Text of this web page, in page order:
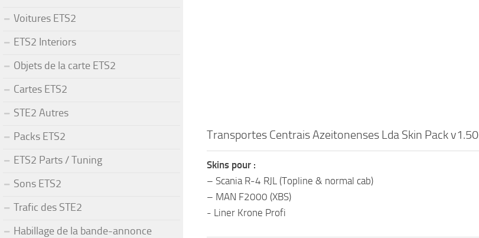
Transportes Centrais Azeitonenses Lda Skin Pack v1.50
Skins pour :
– Scania R-4 RJL (Topline & normal cab)
– MAN F2000 (XBS)
- Liner Krone Profi
Voitures ETS2
ETS2 Interiors
Objets de la carte ETS2
Cartes ETS2
STE2 Autres
Packs ETS2
ETS2 Parts / Tuning
Sons ETS2
Trafic des STE2
Habillage de la bande-annonce